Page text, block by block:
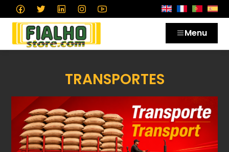
Menu
TRANSPORTES